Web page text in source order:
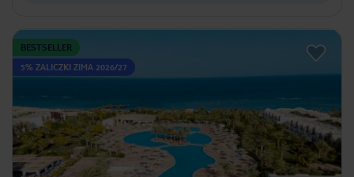
BESTSELLER
5% ZALICZKI ZIMA 2026/27